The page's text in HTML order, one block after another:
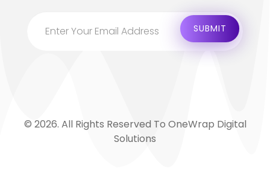
© 2026. All Rights Reserved To OneWrap Digital
Solutions